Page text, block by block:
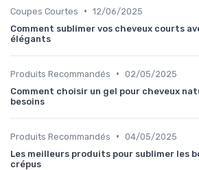
Coupes Courtes • 12/06/2025
Comment sublimer vos cheveux courts
élégants
Produits Recommandés • 02/05/2025
Comment choisir un gel pour cheveux
besoins
Produits Recommandés • 04/05/2025
Les meilleurs produits pour sublimer les
crépus